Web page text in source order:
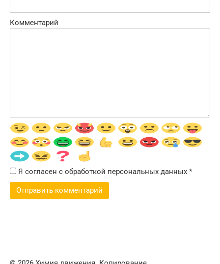
Комментарий
Я согласен с обработкой персональных данных *